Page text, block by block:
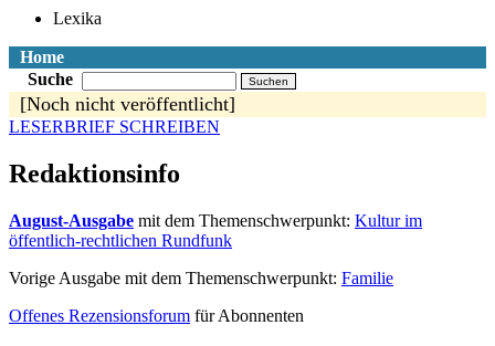
Lexika
Home
Suche
[Noch nicht veröffentlicht]
LESERBRIEF SCHREIBEN
Redaktionsinfo
August-Ausgabe mit dem Themenschwerpunkt: Kultur im
öffentlich-rechtlichen Rundfunk
Vorige Ausgabe mit dem Themenschwerpunkt: Familie
Offenes Rezensionsforum für Abonnenten